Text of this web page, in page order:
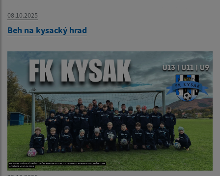
08.10.2025
Beh na kysacký hrad